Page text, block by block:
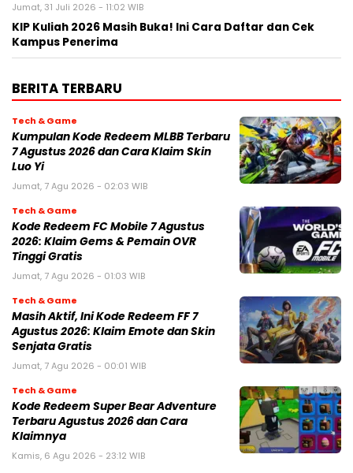
Jumat, 31 Juli 2026 - 11:02 WIB
KIP Kuliah 2026 Masih Buka! Ini Cara Daftar dan Cek
Kampus Penerima
BERITA TERBARU
Tech & Game
Kumpulan Kode Redeem MLBB Terbaru
7 Agustus 2026 dan Cara Klaim Skin
Luo Yi
Jumat, 7 Agu 2026 - 02:03 WIB
Tech & Game
Kode Redeem FC Mobile 7 Agustus
2026: Klaim Gems & Pemain OVR
Tinggi Gratis
Jumat, 7 Agu 2026 - 01:03 WIB
Tech & Game
Masih Aktif, Ini Kode Redeem FF 7
Agustus 2026: Klaim Emote dan Skin
Senjata Gratis
Jumat, 7 Agu 2026 - 00:01 WIB
Tech & Game
Kode Redeem Super Bear Adventure
Terbaru Agustus 2026 dan Cara
Klaimnya
Kamis, 6 Agu 2026 - 23:12 WIB